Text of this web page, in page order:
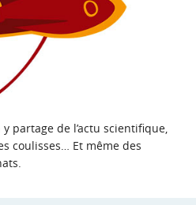
partage de l’actu scientifique,
coulisses… Et même des